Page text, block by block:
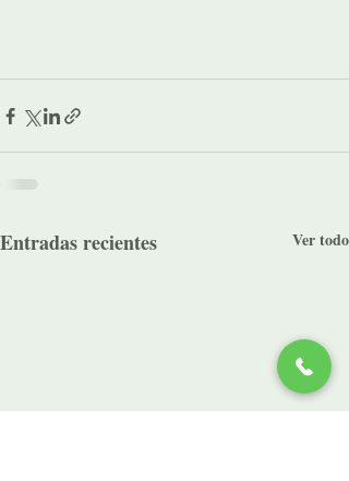
Entradas recientes Ver todo